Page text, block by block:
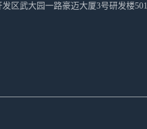
区武大园一路豪迈大厦3号研发楼501